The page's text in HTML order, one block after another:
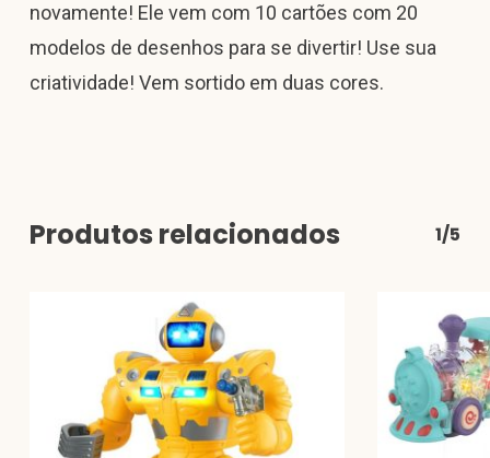
novamente! Ele vem com 10 cartões com 20
modelos de desenhos para se divertir! Use sua
criatividade! Vem sortido em duas cores.
Produtos relacionados 1/5